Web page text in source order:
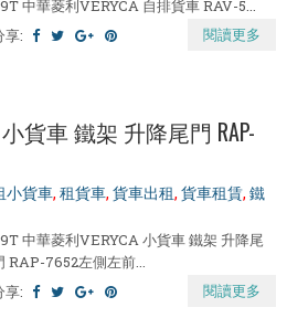
中華菱利VERYCA 自排貨車 RAV-5...
享:
閱讀更多
小貨車 鐵架 升降尾門 RAP-
小貨車, 租貨車, 貨車出租, 貨車租賃, 鐵
中華菱利VERYCA 小貨車 鐵架 升降尾
RAP-7652左側左前...
享:
閱讀更多